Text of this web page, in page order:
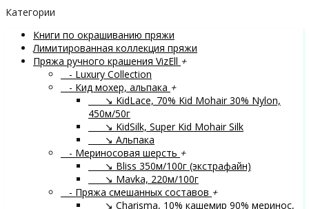
Категории
Книги по окрашиванию пряжи
Лимитированная коллекция пряжи
Пряжа ручного крашения VizEll +
- Luxury Collection
- Кид мохер, альпака +
↘ KidLace, 70% Kid Mohair 30% Nylon,
450м/50г
↘ KidSilk, Super Kid Mohair Silk
↘ Альпака
- Мериносовая шерсть +
↘ Bliss 350м/100г (экстрафайн)
↘ Mavka, 220м/100г
- Пряжа смешанных составов +
↘ Charisma, 10% кашемир 90% меринос,